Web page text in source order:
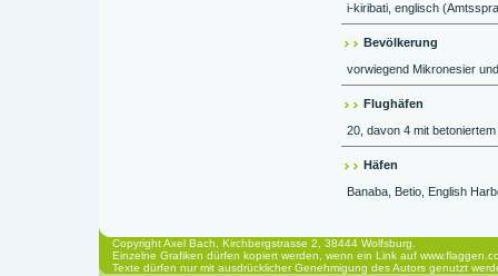
i-kiribati, englisch
Bevölkerung
vorwiegend Mikronesier
Flughäfen
20, davon 4 mit betoniertem
Häfen
Banaba, Betio, English
Copyright Axel Bach, Kirchbergstrasse 2, 38444 Wolfsburg.
Einzelne Grafiken dürfen kopiert werden, wenn ein Link auf
Texte dürfen nur mit ausdrücklicher Genehmigung des Autors genutzt